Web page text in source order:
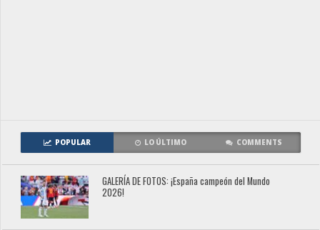
POPULAR LO ÚLTIMO COMMENTS
GALERÍA DE FOTOS: ¡España campeón del Mundo
2026!